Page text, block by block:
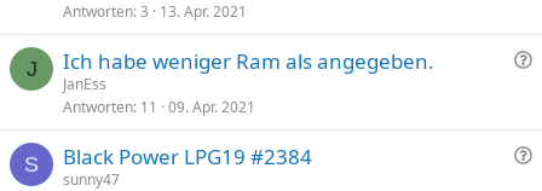
g
e
Antworten 3 13. Apr. 2021
J
F
g
e
Ich habe weniger Ram als angegeben.
JanEss
Antworten 11 09. Apr. 2021
S
F
Black Power LPG19 #2384
sunny47